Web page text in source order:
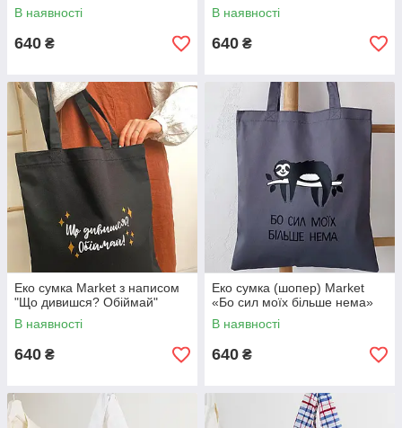
В наявності
640 ₴
В наявності
640 ₴
Еко сумка Market з написом
"Що дивишся? Обіймай"
В наявності
640 ₴
Еко сумка (шопер) Market
«Бо сил моїх більше нема»
В наявності
640 ₴